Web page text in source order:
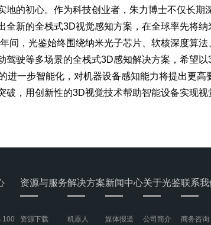
的初心。作为科技创业者，朱力博士不仅长
新的全栈式3D视觉感知方案，在全球率先将
间，光鉴始终围绕纳米光子芯片、软核深度算
驶等多场景的全栈式3D感知解决方案，希望
进一步智能化，对机器设备感知能力将提出更
，用创新性的3D视觉技术帮助智能设备实现视
100
资源与服务
资源下载
解决方案
机器人
新闻中心
媒体报道
关于光鉴
公司简介
联系我
商务咨询